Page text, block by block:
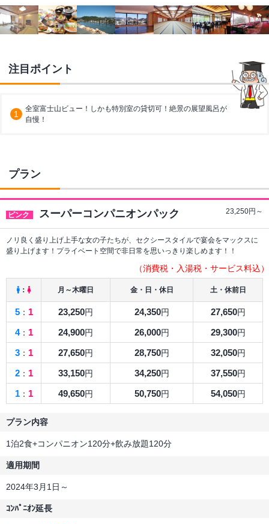
注目ポイント
全室富士山ビュー！しかも特別室の貸切可！絶景の展望風呂が
自慢！
プラン
ピンク スーパーコンパニオンパック 23,250円～
ノリ良く盛り上げ上手な女の子たちが、セクシースタイルで宴会をマックスに
盛り上げます！プライベート空間で非日常を思いっきり楽しめます！！
（消費税・入湯税・サービス料込）
： 月～木曜日 金・日・休日 土・休前日
5： 1 23,250円 24,350円 27,650円
4： 1 24,900円 26,000円 29,300円
3： 1 27,650円 28,750円 32,050円
2： 1 33,150円 34,250円 37,550円
1： 1 49,650円 50,750円 54,050円
プラン内容
1泊2食+コンパニオン120分+飲み放題120分
適用期間
2024年3月1日～
ｺﾝﾊﾟﾆｵﾝ延長